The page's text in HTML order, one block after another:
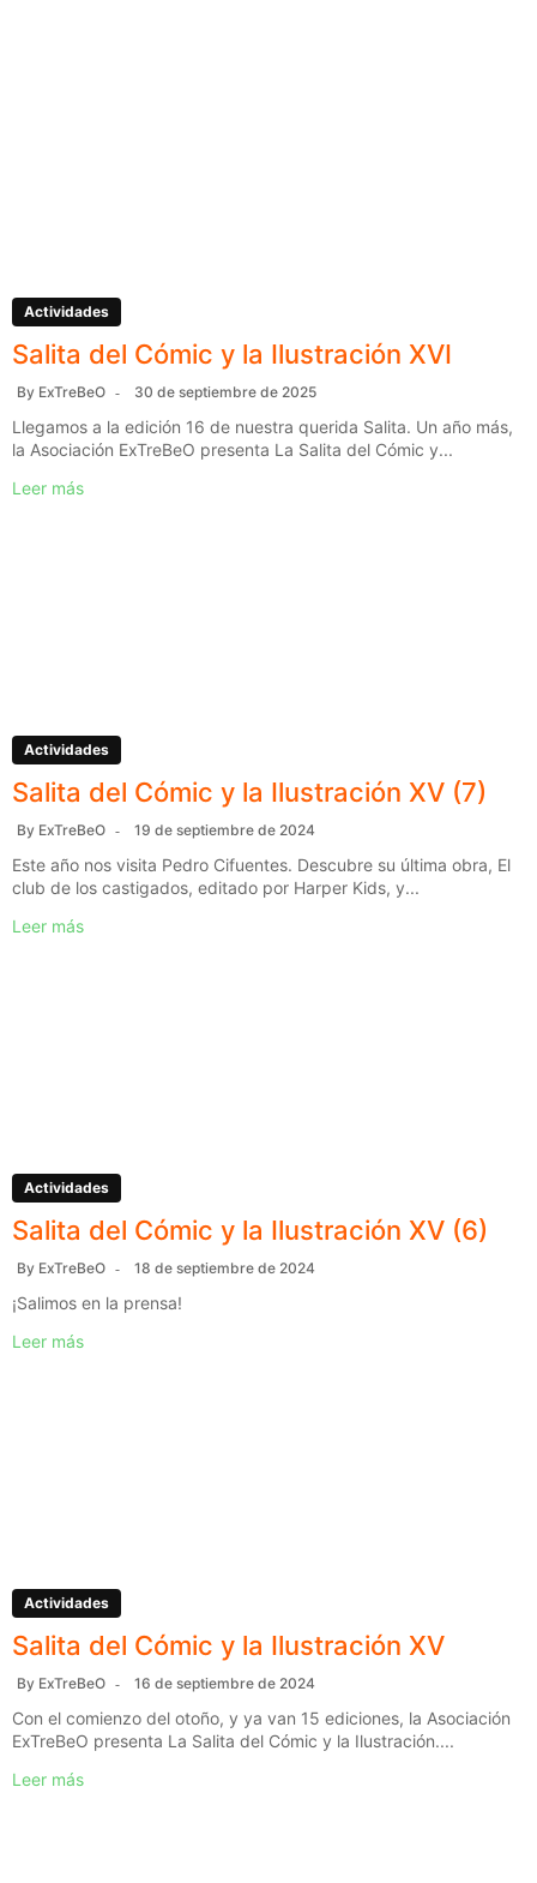
Actividades
Salita del Cómic y la Ilustración XVI
By ExTreBeO 30 de septiembre de 2025
Llegamos a la edición 16 de nuestra querida Salita. Un año más,
la Asociación ExTreBeO presenta La Salita del Cómic y...
Leer más
Actividades
Salita del Cómic y la Ilustración XV (7)
By ExTreBeO 19 de septiembre de 2024
Este año nos visita Pedro Cifuentes. Descubre su última obra, El
club de los castigados, editado por Harper Kids, y...
Leer más
Actividades
Salita del Cómic y la Ilustración XV (6)
By ExTreBeO 18 de septiembre de 2024
¡Salimos en la prensa!
Leer más
Actividades
Salita del Cómic y la Ilustración XV
By ExTreBeO 16 de septiembre de 2024
Con el comienzo del otoño, y ya van 15 ediciones, la Asociación
ExTreBeO presenta La Salita del Cómic y la Ilustración....
Leer más